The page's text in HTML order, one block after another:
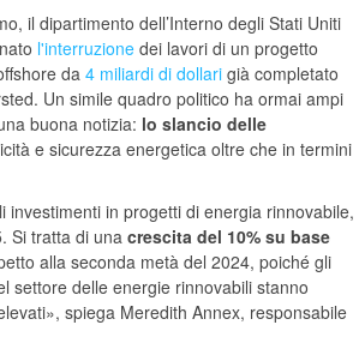
il dipartimento dell’Interno degli Stati Uniti
l'interruzionedei lavori di un progetto
da4 miliardi di dollari già completato
Un simile quadro politico ha ormai ampi
buona notizia: lo slancio delle
e sicurezza energetica oltre che in termini
investimenti in progetti di energia rinnovabile,
Si tratta di una crescita del 10% su base
alla seconda metà del 2024, poiché gli
settore delle energie rinnovabili stanno
spiega Meredith Annex, responsabile